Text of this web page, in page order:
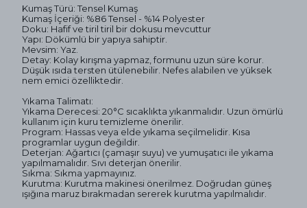
Kumaş Türü: Tensel Kumaş
Kumaş İçeriği: %86 Tensel - %14 Polyester
Doku: Hafif ve tiril tiril bir dokusu mevcuttur
Yapı: Dökümlü bir yapıya sahiptir.
Mevsim: Yaz.
Detay: Kolay kırışma yapmaz, formunu uzun süre korur.
Düşük ısıda tersten ütülenebilir. Nefes alabilen ve yüksek
nem emici özelliktedir.
Yıkama Talimatı:
Yıkama Derecesi: 20°C sıcaklıkta yıkanmalıdır. Uzun ömürlü
kullanım için kuru temizleme önerilir.
Program: Hassas veya elde yıkama seçilmelidir. Kısa
programlar uygun değildir.
Deterjan: Ağartıcı (çamaşır suyu) ve yumuşatıcı ile yıkama
yapılmamalıdır. Sıvı deterjan önerilir.
Sıkma: Sıkma yapmayınız.
Kurutma: Kurutma makinesi önerilmez. Doğrudan güneş
ışığına maruz bırakmadan sererek kurutma yapılmalıdır.